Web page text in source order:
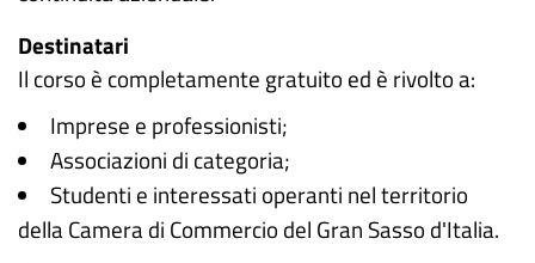
Destinatari
Il corso è completamente gratuito ed è rivolto a:
Imprese e professionisti;
Associazioni di categoria;
Studenti e interessati operanti nel territorio
della Camera di Commercio del Gran Sasso d'Italia.